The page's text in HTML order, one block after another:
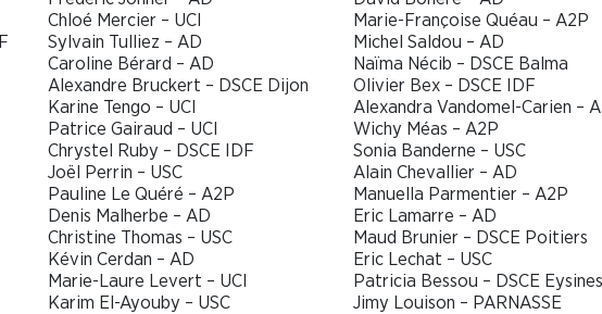
Chloé Mercier – UCI
Sylvain Tulliez – AD
Caroline Bérard – AD
Alexandre Bruckert – DSCE Dijon
Karine Tengo – UCI
Patrice Gairaud – UCI
Chrystel Ruby – DSCE IDF
Joël Perrin – USC
Pauline Le Quéré – A2P
Denis Malherbe – AD
Christine Thomas – USC
Kévin Cerdan – AD
Marie-Laure Levert – UCI
Karim El-Ayouby – USC
Marie-Françoise Quéau – A2P
Michel Saldou – AD
Naïma Nécib – DSCE Balma
Olivier Bex – DSCE IDF
Alexandra Vandomel-Carien –
Wichy Méas – A2P
Sonia Banderne – USC
Alain Chevallier – AD
Manuella Parmentier – A2P
Eric Lamarre – AD
Maud Brunier – DSCE Poitiers
Eric Lechat – USC
Patricia Bessou – DSCE Eysines
Jimy Louison – PARNASSE